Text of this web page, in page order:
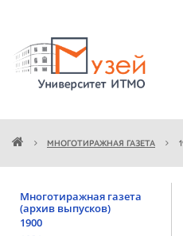
МНОГОТИРАЖНАЯ ГАЗЕТА
Многотиражная газета
(архив выпусков)
1900